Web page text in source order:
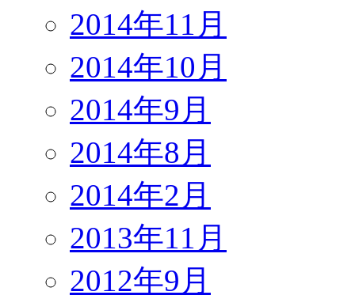
2014年11月
2014年10月
2014年9月
2014年8月
2014年2月
2013年11月
2012年9月